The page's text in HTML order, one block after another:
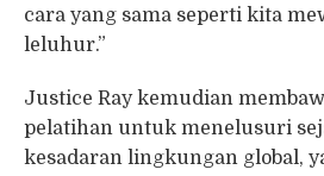
cara yang sama seperti kita
leluhur.”
Justice Ray kemudian
pelatihan untuk menelusuri
kesadaran lingkungan global,